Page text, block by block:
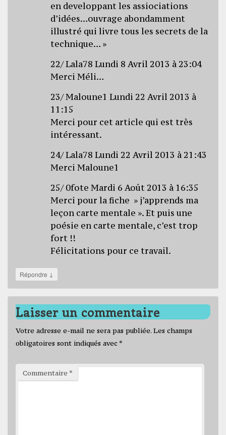
en developpant les assiociations
d’idées…ouvrage abondamment
illustré qui livre tous les secrets de la
technique… »
22/ Lala78 Lundi 8 Avril 2013 à 23:04
Merci Méli…
23/ Maloune1 Lundi 22 Avril 2013 à
11:15
Merci pour cet article qui est très
intéressant.
24/ Lala78 Lundi 22 Avril 2013 à 21:43
Merci Maloune1
25/ 0fote Mardi 6 Août 2013 à 16:35
Merci pour la fiche » j’apprends ma
leçon carte mentale ». Et puis une
poésie en carte mentale, c’est trop
fort !!
Félicitations pour ce travail.
Répondre ↓
Laisser un commentaire
Votre adresse e-mail ne sera pas publiée. Les champs
obligatoires sont indiqués avec *
Commentaire *